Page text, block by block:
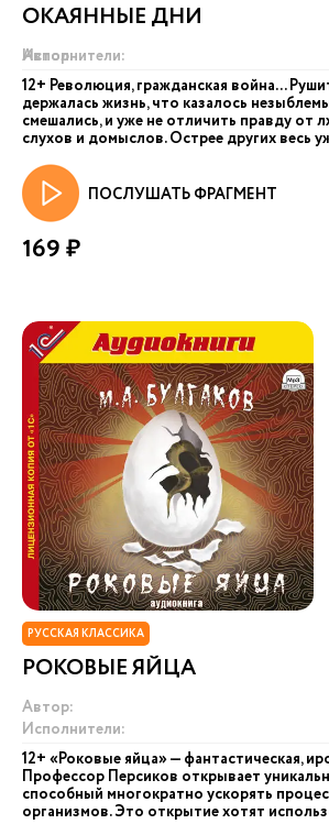
ОКАЯННЫЕ ДНИ
Автор:
Исполнители:
12+ Революция, гражданская война...
держалась жизнь, что казалось
смешались, и уже не отличить правду от
слухов и домыслов. Острее других весь
ПОСЛУШАТЬ ФРАГМЕНТ
169 ₽
РУССКАЯ КЛАССИКА
РОКОВЫЕ ЯЙЦА
Автор:
Исполнители:
12+ «Роковые яйца» — фантастическая,
Профессор Персиков открывает
способный многократно ускорять
организмов. Это открытие хотят